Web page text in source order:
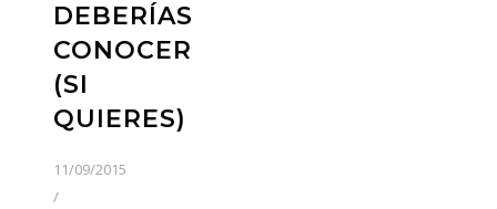
DEBERÍAS
CONOCER
(SI
QUIERES)
11/09/2015
/